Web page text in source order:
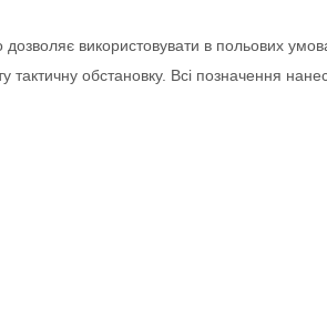
використовувати в польових
обстановку. Всі позначення